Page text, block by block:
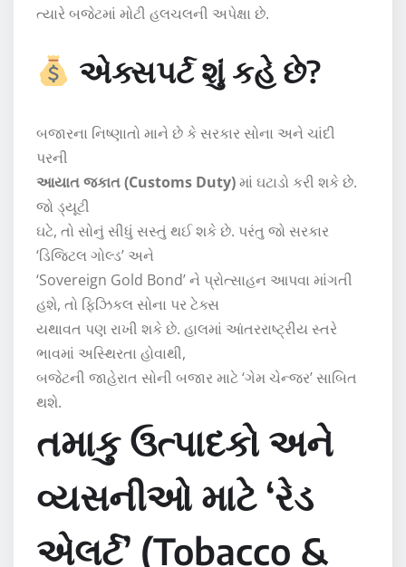
ત્યારે બજેટમાં મોટી હલચલની અપેક્ષા છે.
એક્સપર્ટ શું કહે છે?
બજારના નિષ્ણાતો માને છે કે સરકાર સોના અને ચાંદી
પરની
આયાત જકાત (Customs Duty)માં ઘટાડો કરી શકે છે.
જો ડ્યૂટી
ઘટે, તો સોનું સીધું સસ્તું થઈ શકે છે. પરંતુ જો સરકાર
‘ડિજિટલ ગોલ્ડ’ અને
‘Sovereign Gold Bond’ ને પ્રોત્સાહન આપવા માંગતી
હશે, તો ફિઝિકલ સોના પર ટેક્સ
યથાવત પણ રાખી શકે છે. હાલમાં આંતરરાષ્ટ્રીય સ્તરે
ભાવમાં અસ્થિરતા હોવાથી,
બજેટની જાહેરાત સોની બજાર માટે ‘ગેમ ચેન્જર’ સાબિત
થશે.
તમાકુ ઉત્પાદકો અને
વ્યસનીઓ માટે ‘રેડ
એલર્ટ’ (Tobacco &